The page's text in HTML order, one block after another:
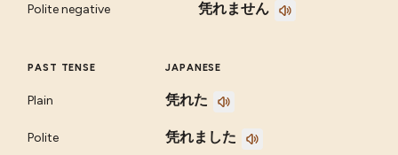
Polite negative 凭れません
PAST TENSE JAPANESE
Plain 凭れた
Polite 凭れました